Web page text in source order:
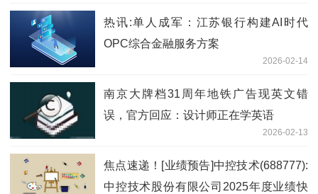
热讯:单人成军：江苏银行构建AI时代
OPC综合金融服务方案
2026-02-14
南京大牌档31周年地铁广告现英文错
误，官方回应：设计师正在学英语
2026-02-13
焦点速递！[业绩预告]中控技术(688777):
中控技术股份有限公司2025年度业绩快